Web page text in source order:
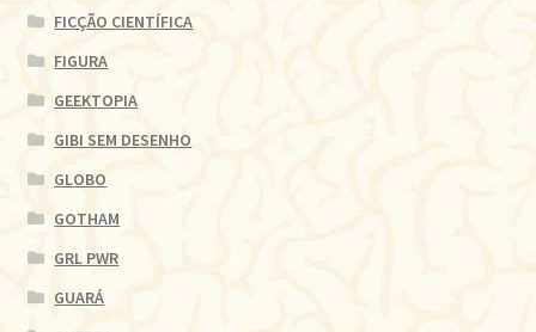
FICÇÃO CIENTÍFICA
FIGURA
GEEKTOPIA
GIBI SEM DESENHO
GLOBO
GOTHAM
GRL PWR
GUARÁ